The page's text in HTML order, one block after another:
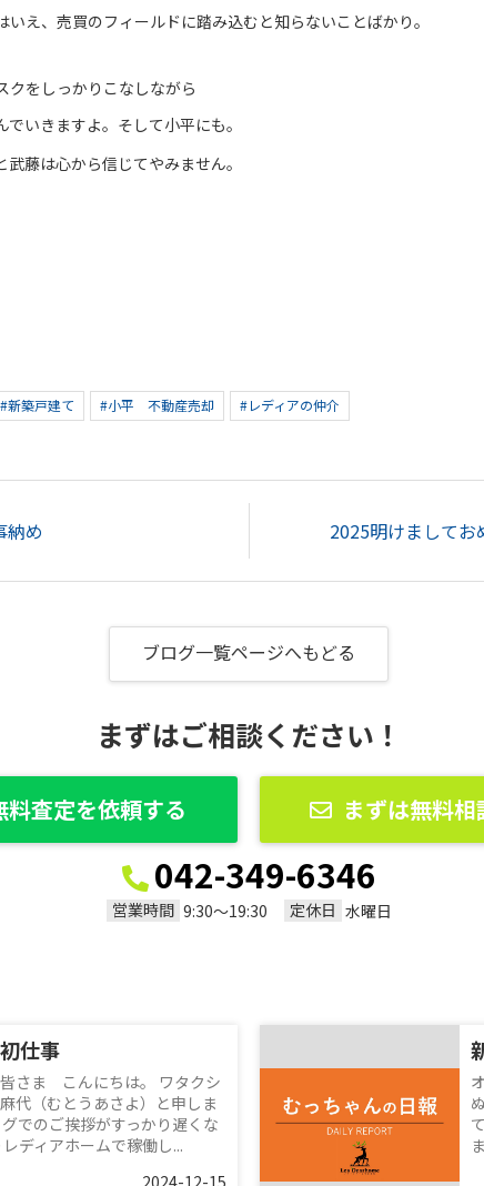
え、売買のフィールドに踏み込むと知らないことばかり。
クをしっかりこなしながら
いきますよ。そして小平にも。
藤は心から信じてやみません。
#新築戸建て #小平 不動産売却 #レディアの仲介
納め 2025明けましてお
ブログ一覧ページへもどる
まずはご相談ください！
料査定を依頼する まずは無料相
042-349-6346
営業時間 9:30〜19:30 定休日 水曜日
仕事
さま こんにちは。 ワタクシ
代（むとうあさよ）と申しま
でのご挨拶がすっかり遅くな
ディアホームで稼働し...
2024-12-15